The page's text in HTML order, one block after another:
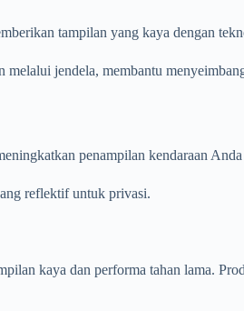
tampilan yang kaya dengan
jendela, membantu
penampilan kendaraan
reflektif untuk privasi.
kaya dan performa tahan lama.